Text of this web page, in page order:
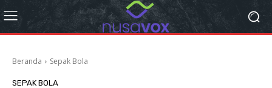
Beranda Sepak Bola
SEPAK BOLA